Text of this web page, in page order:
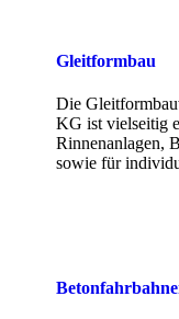
Gleitformbau
Die
KG ist vielseitig
Rinnenanlagen,
sowie für